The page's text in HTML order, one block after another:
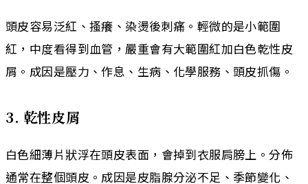
頭皮容易泛紅、搔癢、染燙後刺痛。輕微的是小範圍
紅，中度看得到血管，嚴重會有大範圍紅加白色乾性皮
屑。成因是壓力、作息、生病、化學服務、頭皮抓傷。
3. 乾性皮屑
白色細薄片狀浮在頭皮表面，會掉到衣服肩膀上。分佈
通常在整個頭皮。成因是皮脂腺分泌不足、季節變化、